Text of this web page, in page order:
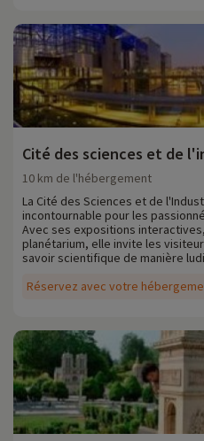
Cité des sciences et de
Réservez avec votre
10 km de l'hébergement
La Cité des Sciences et de
incontournable pour les
Avec ses expositions
planétarium, elle invite les
savoir scientifique de manière